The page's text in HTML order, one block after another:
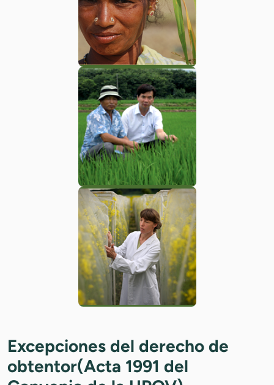
Excepciones del derecho de
obtentor(Acta 1991 del